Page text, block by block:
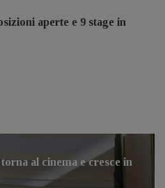
aperte e 9 stage in
al cinema e cresce in